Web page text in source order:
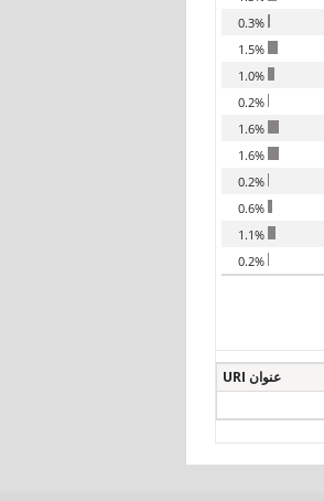
عنوان URI